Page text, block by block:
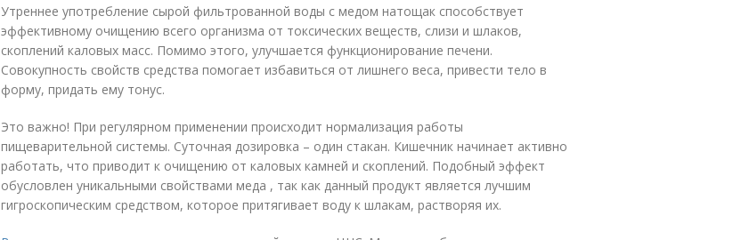
Утреннее употребление сырой фильтрованной воды с медом натощак способствует
эффективному очищению всего организма от токсических веществ, слизи и шлаков,
скоплений каловых масс. Помимо этого, улучшается функционирование печени.
Совокупность свойств средства помогает избавиться от лишнего веса, привести тело в
форму, придать ему тонус.
Это важно! При регулярном применении происходит нормализация работы
пищеварительной системы. Суточная дозировка – один стакан. Кишечник начинает активно
работать, что приводит к очищению от каловых камней и скоплений. Подобный эффект
обусловлен уникальными свойствами меда , так как данный продукт является лучшим
гигроскопическим средством, которое притягивает воду к шлакам, растворяя их.